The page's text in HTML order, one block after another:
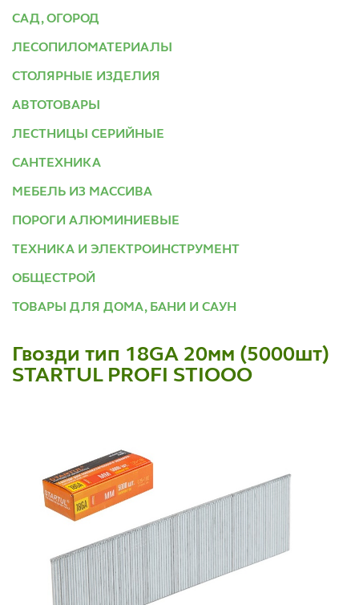
САД, ОГОРОД
ЛЕСОПИЛОМАТЕРИАЛЫ
СТОЛЯРНЫЕ ИЗДЕЛИЯ
АВТОТОВАРЫ
ЛЕСТНИЦЫ СЕРИЙНЫЕ
САНТЕХНИКА
МЕБЕЛЬ ИЗ МАССИВА
ПОРОГИ АЛЮМИНИЕВЫЕ
ТЕХНИКА И ЭЛЕКТРОИНСТРУМЕНТ
ОБЩЕСТРОЙ
ТОВАРЫ ДЛЯ ДОМА, БАНИ И САУН
Гвозди тип 18GA 20мм (5000шт)
STARTUL PROFI STIOOO